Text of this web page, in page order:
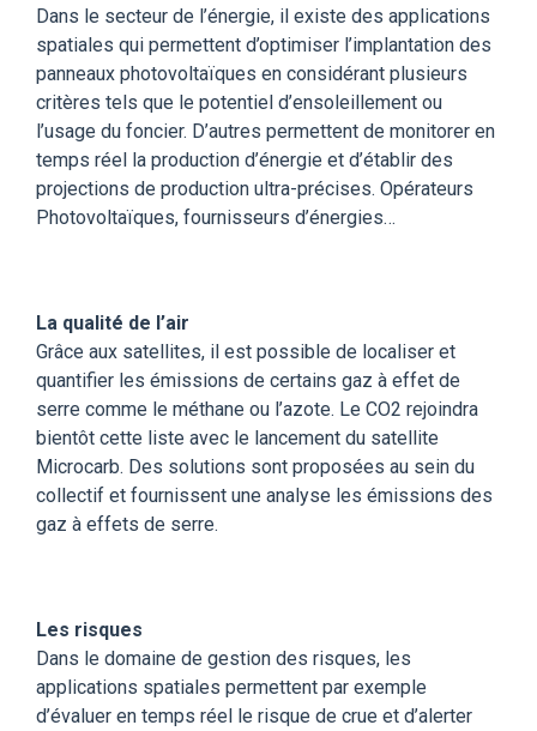
Dans le secteur de l’énergie, il existe des applications
spatiales qui permettent d’optimiser l’implantation des
panneaux photovoltaïques en considérant plusieurs
critères tels que le potentiel d’ensoleillement ou
l’usage du foncier. D’autres permettent de monitorer en
temps réel la production d’énergie et d’établir des
projections de production ultra-précises. Opérateurs
Photovoltaïques, fournisseurs d’énergies…
La qualité de l’air
Grâce aux satellites, il est possible de localiser et
quantifier les émissions de certains gaz à effet de
serre comme le méthane ou l’azote. Le CO2 rejoindra
bientôt cette liste avec le lancement du satellite
Microcarb. Des solutions sont proposées au sein du
collectif et fournissent une analyse les émissions des
gaz à effets de serre.
Les risques
Dans le domaine de gestion des risques, les
applications spatiales permettent par exemple
d’évaluer en temps réel le risque de crue et d’alerter